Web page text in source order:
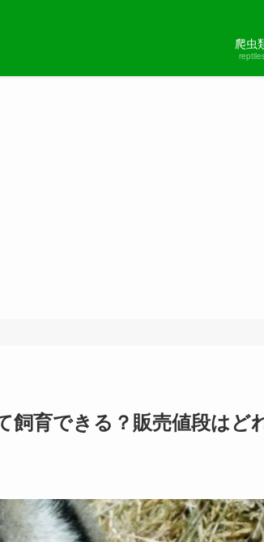
爬虫
育できる？販売値段はど